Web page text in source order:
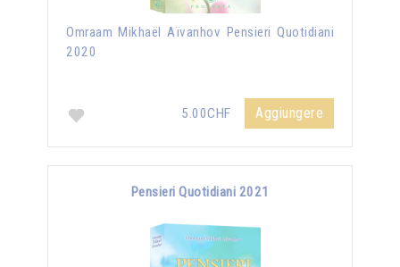
Omraam Mikhaël Aïvanhov Pensieri Quotidiani
2020
5.00CHF Aggiungere
Pensieri Quotidiani 2021